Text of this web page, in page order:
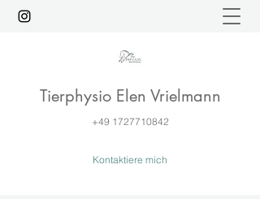
Tierphysio Elen Vrielmann
+49 1727710842
Kontaktiere mich